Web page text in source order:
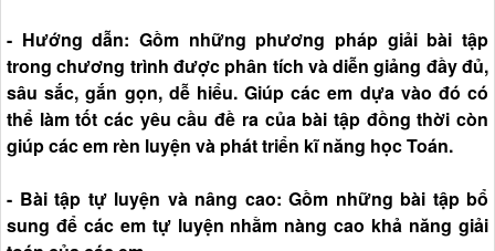
- Hướng dẫn: Gồm những phương pháp giải bài tập
trong chương trình được phân tích và diễn giảng đầy đủ,
sâu sắc, gắn gọn, dễ hiểu. Giúp các em dựa vào đó có
thể làm tốt các yêu cầu đề ra của bài tập đồng thời còn
giúp các em rèn luyện và phát triển kĩ năng học Toán.
- Bài tập tự luyện và nâng cao: Gồm những bài tập bổ
sung để các em tự luyện nhằm nàng cao khả năng giải